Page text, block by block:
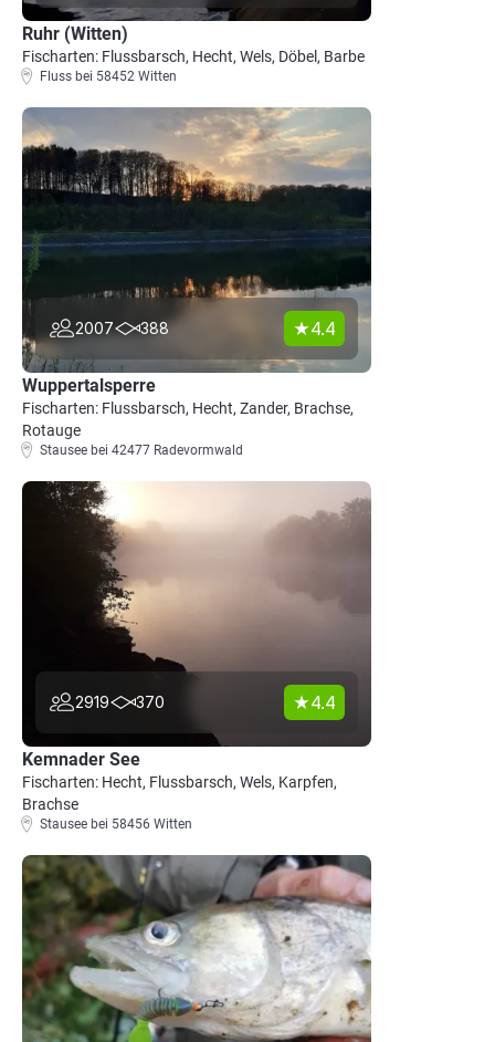
Ruhr (Witten)
Fischarten: Flussbarsch, Hecht, Wels, Döbel, Barbe
Fluss bei 58452 Witten
2007 388 4.4
Wuppertalsperre
Fischarten: Flussbarsch, Hecht, Zander, Brachse,
Rotauge
Stausee bei 42477 Radevormwald
2919 370 4.4
Kemnader See
Fischarten: Hecht, Flussbarsch, Wels, Karpfen,
Brachse
Stausee bei 58456 Witten